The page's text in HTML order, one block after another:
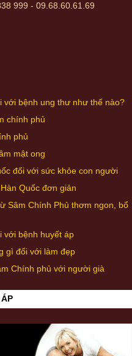
999 - 09.68.60.61.69
với bệnh ung thư như thế nào?
chính phủ
phủ
mật ong
đối với sức khỏe con người
Quốc đơn giản
Sâm Chính Phủ thơm ngon, bổ
với bệnh huyết áp
gì đối với làm đẹp
Chính phủ với người già